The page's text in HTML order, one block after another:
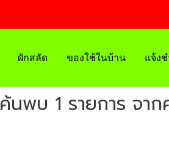
ผักสลัด ของใช้ในบ้าน แจ้งช
ค้นพบ 1 รายการ จาก